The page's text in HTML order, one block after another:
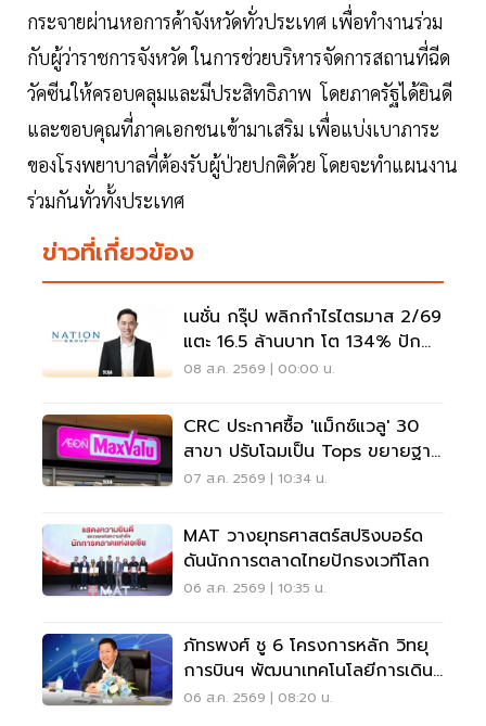
กระจายผ่านหอการค้าจังหวัดทั่วประเทศ เพื่อทำงานร่วม
กับผู้ว่าราชการจังหวัด ในการช่วยบริหารจัดการสถานที่ฉีด
วัคซีนให้ครอบคลุมและมีประสิทธิภาพ โดยภาครัฐได้ยินดี
และขอบคุณที่ภาคเอกชนเข้ามาเสริม เพื่อแบ่งเบาภาระ
ของโรงพยาบาลที่ต้องรับผู้ป่วยปกติด้วย โดยจะทำแผนงาน
ร่วมกันทั่วทั้งประเทศ
ข่าวที่เกี่ยวข้อง
เนชั่น กรุ๊ป พลิกกำไรไตรมาส 2/69
แตะ 16.5 ล้านบาท โต 134% ปัก
หมุดสู่ ‘มีเดียเทค’
08 ส.ค. 2569 | 00:00 น.
CRC ประกาศซื้อ 'แม็กซ์แวลู' 30
สาขา ปรับโฉมเป็น Tops ขยายฐาน
ลูกค้าเพิ่ม 9 แสนราย
07 ส.ค. 2569 | 10:34 น.
MAT วางยุทธศาสตร์สปริงบอร์ด
ดันนักการตลาดไทยปักธงเวทีโลก
06 ส.ค. 2569 | 10:35 น.
ภัทรพงศ์ ชู 6 โครงการหลัก วิทยุ
การบินฯ พัฒนาเทคโนโลยีการเดิน
อากาศ การบินยุคใหม่
06 ส.ค. 2569 | 08:20 น.